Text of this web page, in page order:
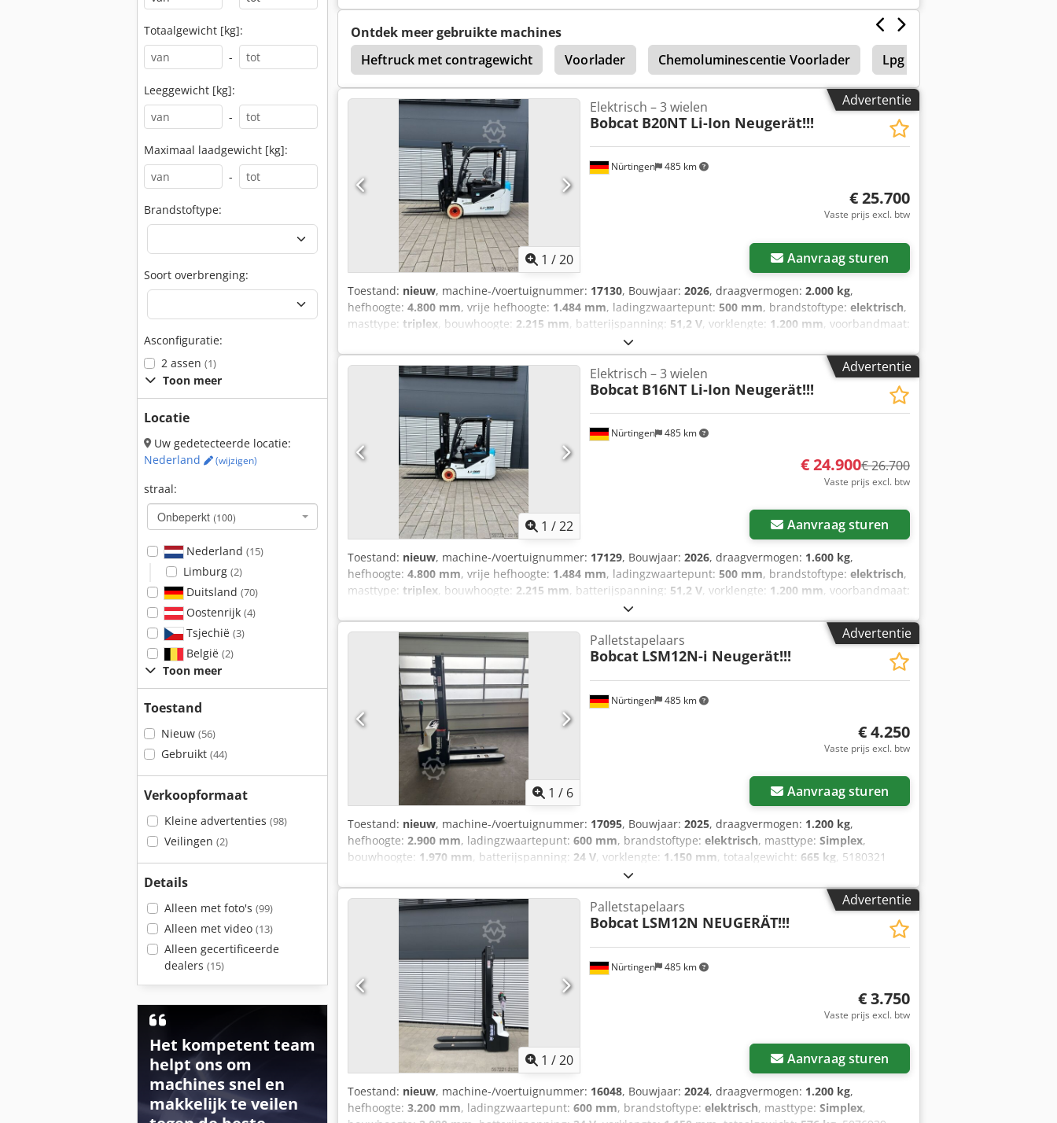
Totaalgewicht [kg]:
-
Leeggewicht [kg]:
-
Maximaal laadgewicht [kg]:
-
Brandstoftype:
Soort overbrenging:
Asconfiguratie:
2 assen (1)
Toon meer
Locatie
Uw gedetecteerde locatie:
Nederland
(wijzigen)
straal:
Onbeperkt (100)
Nederland (15)
Limburg (2)
Duitsland (70)
Oostenrijk (4)
Tsjechië (3)
België (2)
Toon meer
Toestand
Nieuw (56)
Gebruikt (44)
Verkoopformaat
Kleine advertenties (98)
Veilingen (2)
Details
Alleen met foto's (99)
Alleen met video (13)
Alleen gecertificeerde
dealers (15)
Het kompetent team
helpt ons om
machines snel en
makkelijk te veilen
Aijy Hau Ioqof Serienummer: FBA47-4880-01823 Specificaties batterij: 48V 600Ah lithium-ion
Ontdek meer gebruikte machines
Heftruck met contragewicht
Voorlader Chemoluminescentie Voorlader Lpg Vorkheftruck
Verkoop Stands
Advertentie
1 /20
Nürtingen 485 km
Elektrisch – 3 wielen
Bobcat B20NT Li-Ion Neugerät!!!
€ 25.700
Vaste prijs excl. btw
Aanvraag sturen
Toestand: nieuw, machine-/voertuignummer: 17130, Bouwjaar: 2026, draagvermogen: 2.000 kg,
hefhoogte: 4.800 mm, vrije hefhoogte: 1.484 mm, ladingzwaartepunt: 500 mm, brandstoftype: elektrisch,
masttype: triplex, bouwhoogte: 2.215 mm, batterijspanning: 51,2 V, vorklengte: 1.200 mm, voorbandmaat:
16x6-8 non marking
Serienummer: OBA07-000027 Csdpfx Aezfd D Ijiqjrf Batterijspecificaties: 51,2 V, 277 Ah
Advertentie
1 /22
Nürtingen 485 km
Elektrisch – 3 wielen
Bobcat B16NT Li-Ion Neugerät!!!
€ 24.900€ 26.700
Vaste prijs excl. btw
Aanvraag sturen
Toestand: nieuw, machine-/voertuignummer: 17129, Bouwjaar: 2026, draagvermogen: 1.600 kg,
hefhoogte: 4.800 mm, vrije hefhoogte: 1.484 mm, ladingzwaartepunt: 500 mm, brandstoftype: elektrisch,
masttype: triplex, bouwhoogte: 2.215 mm, batterijspanning: 51,2 V, vorklengte: 1.200 mm, voorbandmaat:
16x6-8 non marking
Dzox Aiqef Serienummer: OBA05-000013 Specificaties batterij: 51,2 V, 277 Ah
Advertentie
1 / 6
Nürtingen 485 km
Palletstapelaars
Bobcat LSM12N-i Neugerät!!!
€ 4.250
Vaste prijs excl. btw
Aanvraag sturen
Toestand: nieuw, machine-/voertuignummer: 17095, Bouwjaar: 2025, draagvermogen: 1.200 kg,
hefhoogte: 2.900 mm, ladingzwaartepunt: 600 mm, brandstoftype: elektrisch, masttype: Simplex,
bouwhoogte: 1.970 mm, batterijspanning: 24 V, vorklengte: 1.150 mm, totaalgewicht: 665 kg, 5180321
Crodpszfd Dbefx Aiqef Serienummer: OBWNR-000081 Specificaties accu: 24V 60Ah
Advertentie
1 /20
Nürtingen 485 km
Palletstapelaars
Bobcat LSM12N NEUGERÄT!!!
€ 3.750
Vaste prijs excl. btw
Aanvraag sturen
Toestand: nieuw, machine-/voertuignummer: 16048, Bouwjaar: 2024, draagvermogen: 1.200 kg,
hefhoogte: 3.200 mm, ladingzwaartepunt: 600 mm, brandstoftype: elektrisch, masttype: Simplex,